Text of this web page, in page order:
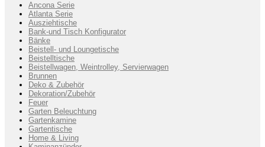
Ancona Serie
Atlanta Serie
Ausziehtische
Bank-und Tisch Konfigurator
Bänke
Beistell- und Loungetische
Beistelltische
Beistellwagen, Weintrolley, Servierwagen
Brunnen
Deko & Zubehör
Dekoration/Zubehör
Feuer
Garten Beleuchtung
Gartenkamine
Gartentische
Home & Living